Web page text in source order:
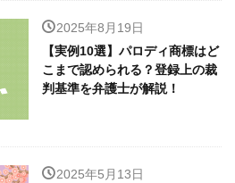
2025年8月19日
【実例10選】パロディ商標はど
こまで認められる？登録上の裁
判基準を弁護士が解説！
2025年5月13日